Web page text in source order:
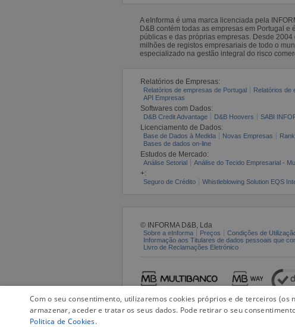
A eInforma é uma marca licenciada pela
D&B contém todas as empresas em Portugal
públicas e das próprias empresas. Desde
milhões de registos empresariais de todo o
especializado na gestão integral do risco
Relatórios de Empresas:
Relatórios de empresas de Portugal Relatórios de
API Empresas
Softwares com Dados:
D&B Credit Advantage D&B Hoovers SABI
Licenciamento de Dados:
Base de Dados à Medida Novas Empresas
Bases de dados on-line
Estudos de Mercado:
Análise Setorial Análise do Tecido Empresarial -
+:
Seguro de Crédito Whistleblowing Solution EQS
© INFORMA D&B, Lda
Sobre a eInforma Preços Condições de
Informação aos Titulares de dados pessoais que
Livro de Reclamações Eletrónico
Com o seu consentimento, utilizaremos cookies próprios e de terceiros
armazenar, aceder e tratar os seus dados. Pode retirar o seu
Politica de Cookies.